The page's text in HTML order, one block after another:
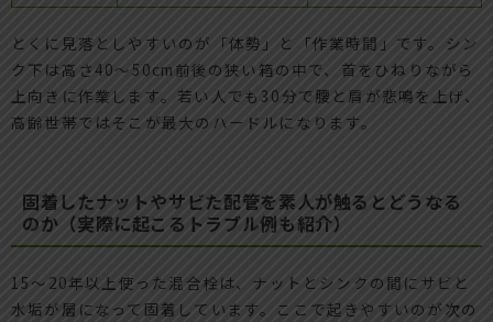
とくに見落としやすいのが「体勢」と「作業時間」です。シン
ク下は高さ40～50cm前後の狭い箱の中で、首をひねりながら
上向きに作業します。若い人でも30分で腰と肩が悲鳴を上げ、
高齢世帯ではそこが最大のハードルになります。
固着したナットやサビた配管を素人が触るとどうなる
のか（実際に起こるトラブル例も紹介）
15～20年以上使った混合栓は、ナットとシンクの間にサビと
水垢が層になって固着しています。ここで起きやすいのが次の